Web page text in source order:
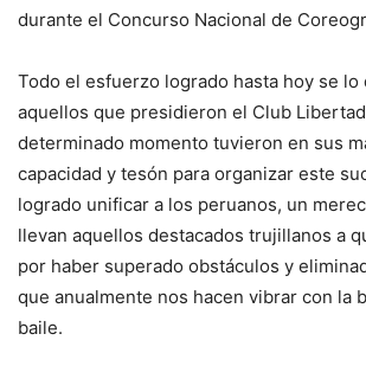
durante el Concurso Nacional de
Todo el esfuerzo logrado hasta hoy se lo
aquellos que presidieron el Club
determinado momento tuvieron en sus
capacidad y tesón para organizar este
logrado unificar a los peruanos, un
llevan aquellos destacados trujillanos a
por haber superado obstáculos y
que anualmente nos hacen vibrar con la
baile.